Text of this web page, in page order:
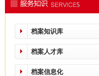
档案知识库
档案人才库
档案信息化